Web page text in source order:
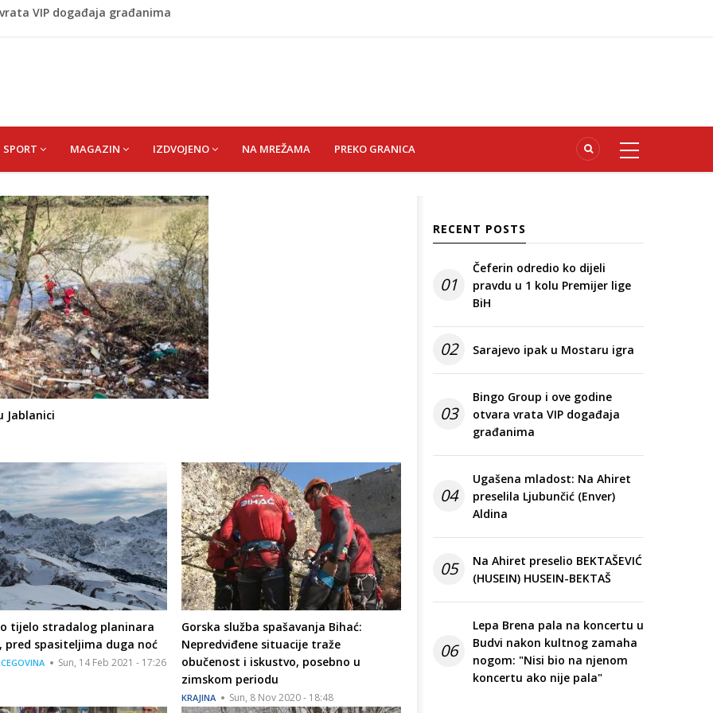
kolu Premijer lige BiH
HUSEIN-BEKTAŠ
SPORT MAGAZIN IZDVOJENO NA MREŽAMA PREKO GRANICA
Jablanici
tijelo stradalog planinara
pred spasiteljima duga noć
Sun, 14 Feb 2021 - 17:26
Gorska služba spašavanja Bihać:
Nepredviđene situacije traže
obučenost i iskustvo, posebno u
zimskom periodu
KRAJINA Sun, 8 Nov 2020 - 18:48
RECENT POSTS
01
Čeferin odredio ko dijeli
pravdu u 1 kolu Premijer lige
BiH
02 Sarajevo ipak u Mostaru igra
03
Bingo Group i ove godine
otvara vrata VIP događaja
građanima
04
Ugašena mladost: Na Ahiret
preselila Ljubunčić (Enver)
Aldina
05
Na Ahiret preselio BEKTAŠEVIĆ
(HUSEIN) HUSEIN-BEKTAŠ
06
Lepa Brena pala na koncertu u
Budvi nakon kultnog zamaha
nogom: "Nisi bio na njenom
koncertu ako nije pala"